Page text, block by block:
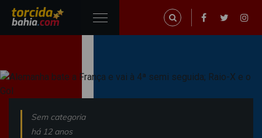
Sem categoria
há 12 anos